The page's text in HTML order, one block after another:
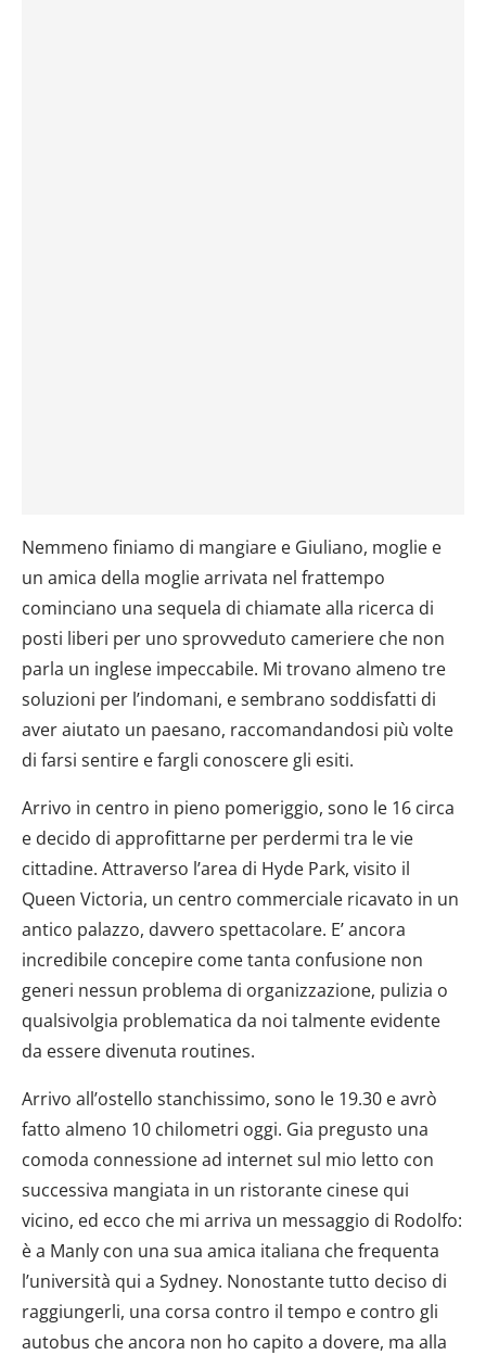
Nemmeno finiamo di mangiare e Giuliano, moglie e
un amica della moglie arrivata nel frattempo
cominciano una sequela di chiamate alla ricerca di
posti liberi per uno sprovveduto cameriere che non
parla un inglese impeccabile. Mi trovano almeno tre
soluzioni per l’indomani, e sembrano soddisfatti di
aver aiutato un paesano, raccomandandosi più volte
di farsi sentire e fargli conoscere gli esiti.
Arrivo in centro in pieno pomeriggio, sono le 16 circa
e decido di approfittarne per perdermi tra le vie
cittadine. Attraverso l’area di Hyde Park, visito il
Queen Victoria, un centro commerciale ricavato in un
antico palazzo, davvero spettacolare. E’ ancora
incredibile concepire come tanta confusione non
generi nessun problema di organizzazione, pulizia o
qualsivolgia problematica da noi talmente evidente
da essere divenuta routines.
Arrivo all’ostello stanchissimo, sono le 19.30 e avrò
fatto almeno 10 chilometri oggi. Gia pregusto una
comoda connessione ad internet sul mio letto con
successiva mangiata in un ristorante cinese qui
vicino, ed ecco che mi arriva un messaggio di Rodolfo:
è a Manly con una sua amica italiana che frequenta
l’università qui a Sydney. Nonostante tutto deciso di
raggiungerli, una corsa contro il tempo e contro gli
autobus che ancora non ho capito a dovere, ma alla